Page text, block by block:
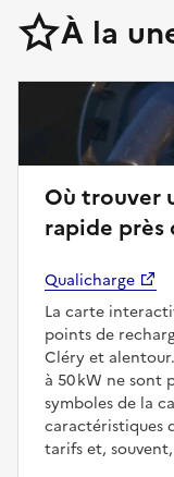
À la
Où trouver
rapide près
Qualicharge
La carte
points de
Cléry et
à 50 kW ne sont
symboles de la
caractéristiques
tarifs et,